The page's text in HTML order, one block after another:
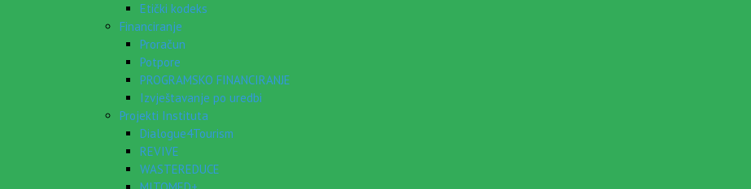
Etički kodeks
Financiranje
Proračun
Potpore
PROGRAMSKO FINANCIRANJE
Izvještavanje po uredbi
Projekti Instituta
Dialogue4Tourism
REVIVE
WASTEREDUCE